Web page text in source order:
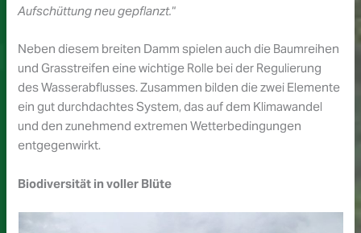
Aufschüttung neu gepflanzt.“
Neben diesem breiten Damm spielen auch die Baumreihen
und Grasstreifen eine wichtige Rolle bei der Regulierung
des Wasserabflusses. Zusammen bilden die zwei Elemente
ein gut durchdachtes System, das auf dem Klimawandel
und den zunehmend extremen Wetterbedingungen
entgegenwirkt.
Biodiversität in voller Blüte